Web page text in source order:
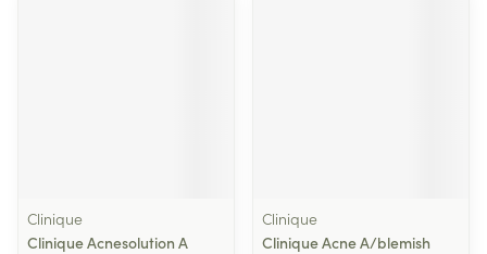
Clinique
Clinique Acnesolution A
Clinique
Clinique Acne A/blemish